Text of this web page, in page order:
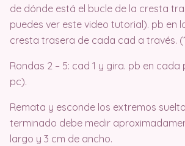
de dónde está el bucle de la cresta
puedes ver este video tutorial). pb en
cresta trasera de cada cad a través.
Rondas 2 – 5: cad 1 y gira. pb en cada
pc).
Remata y esconde los extremos
terminado debe medir
largo y 3 cm de ancho.